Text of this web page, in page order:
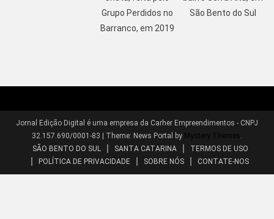
Grupo Perdidos no
Barranco, em 2019
São Bento do Sul
Jornal Edição Digital é uma empresa da Carher Empreendimentos - CNPJ
32.157.690/0001-83
Theme: News Portal by Mystery Themes .
SÃO BENTO DO SUL
SANTA CATARINA
TERMOS DE USO
POLÍTICA DE PRIVACIDADE
SOBRE NÓS CONTATE-NOS